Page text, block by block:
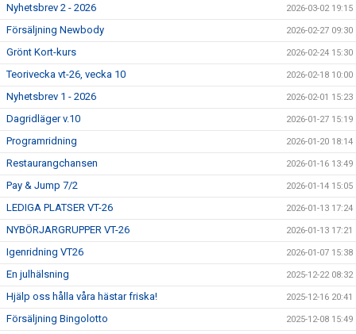
Nyhetsbrev 2 - 2026 2026-03-02 19:15
Försäljning Newbody 2026-02-27 09:30
Grönt Kort-kurs 2026-02-24 15:30
Teorivecka vt-26, vecka 10 2026-02-18 10:00
Nyhetsbrev 1 - 2026 2026-02-01 15:23
Dagridläger v.10 2026-01-27 15:19
Programridning 2026-01-20 18:14
Restaurangchansen 2026-01-16 13:49
Pay & Jump 7/2 2026-01-14 15:05
LEDIGA PLATSER VT-26 2026-01-13 17:24
NYBÖRJARGRUPPER VT-26 2026-01-13 17:21
Igenridning VT26 2026-01-07 15:38
En julhälsning 2025-12-22 08:32
Hjälp oss hålla våra hästar friska! 2025-12-16 20:41
Försäljning Bingolotto 2025-12-08 15:49